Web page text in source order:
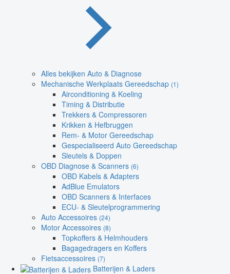
Alles bekijken Auto & Diagnose
Mechanische Werkplaats Gereedschap (1)
Airconditioning & Koeling
Timing & Distributie
Trekkers & Compressoren
Krikken & Hefbruggen
Rem- & Motor Gereedschap
Gespecialiseerd Auto Gereedschap
Sleutels & Doppen
OBD Diagnose & Scanners (6)
OBD Kabels & Adapters
AdBlue Emulators
OBD Scanners & Interfaces
ECU- & Sleutelprogrammering
Auto Accessoires (24)
Motor Accessoires (8)
Topkoffers & Helmhouders
Bagagedragers en Koffers
Fietsaccessoires (7)
Batterijen & Laders